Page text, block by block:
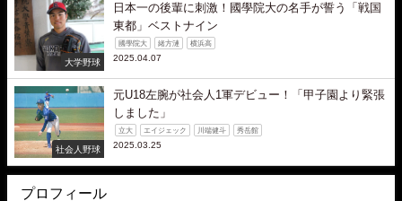
大学野球
日本一の後輩に刺激！國學院大の名手が誓う「戦国
東都」ベストナイン
國學院大 緒方漣 横浜高
2025.04.07
社会人野球
元U18左腕が社会人1軍デビュー！「甲子園より緊張
しました」
立大 エイジェック 川端健斗 秀岳館
2025.03.25
プロフィール